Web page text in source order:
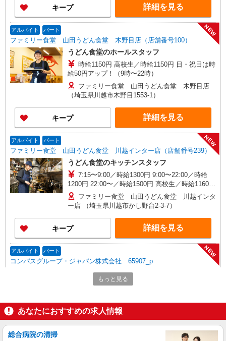
キープ 詳細を見る
アルバイト パート
ファミリー食堂 山田うどん食堂 木野目店（店舗番号100）
NEW
うどん食堂のホールスタッフ
時給1150円 高校生／時給1150円 日・祝日は時
給50円アップ！（9時〜22時）
ファミリー食堂 山田うどん食堂 木野目店
（埼玉県川越市木野目1553-1）
キープ 詳細を見る
アルバイト パート
ファミリー食堂 山田うどん食堂 川越インター店（店舗番号239）
NEW
うどん食堂のキッチンスタッフ
7:15〜9:00／時給1300円 9:00〜22:00／時給
1200円 22:00〜／時給1500円 高校生／時給1160円
日・祝日は時給50円アップ！（9時〜22時）
ファミリー食堂 山田うどん食堂 川越インタ
ー店 （埼玉県川越市かし野台2-3-7）
キープ 詳細を見る
アルバイト パート
コンパスグループ・ジャパン株式会社 65907_p
NEW
調理補助【アルバイト・パート】
時給1,141円以上 試用期間中 時給1,141円以上
分単位で別途支給します。
キングスガーデン埼玉主の園 （埼玉県川越市
下小阪612）
キープ 詳細を見る
もっと見る
あなたにおすすめの求人情報
総合病院の清掃